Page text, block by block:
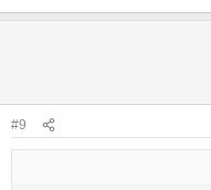
#9